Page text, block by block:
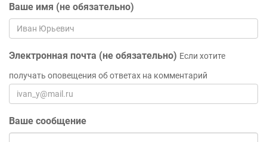
Ваше имя (не обязательно)
Электронная почта (не обязательно) Если хотите
получать оповещения об ответах на комментарий
Ваше сообщение